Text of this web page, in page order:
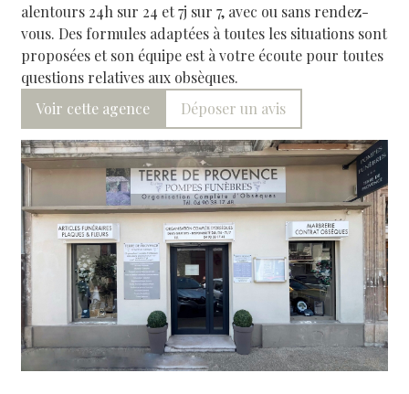
alentours 24h sur 24 et 7j sur 7, avec ou sans rendez-
vous. Des formules adaptées à toutes les situations sont
proposées et son équipe est à votre écoute pour toutes
questions relatives aux obsèques.
Voir cette agence
Déposer un avis